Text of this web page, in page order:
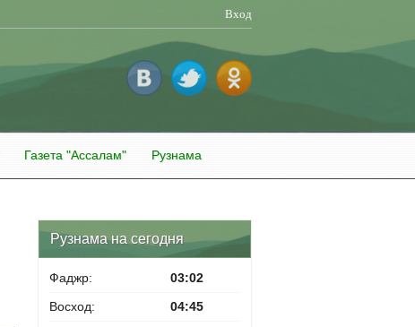
Вход
Газета "Ассалам" Рузнама
Рузнама на сегодня
Фаджр:
03:02
Восход:
04:45